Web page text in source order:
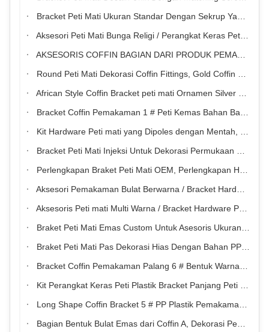
Bracket Peti Mati Ukuran Standar Dengan Sekrup Yang Cocok Digunakan Dewasa Tahan Lama
Aksesori Peti Mati Bunga Religi / Perangkat Keras Peti Bulat
AKSESORIS COFFIN BAGIAN DARI PRODUK PEMAKAMAN COFFIN PERANGKAT KERAS COFFIN FITTING COFFIN BRACKET CASKET
Round Peti Mati Dekorasi Coffin Fittings, Gold Coffin Bracket Casket Grosir Hardware
African Style Coffin Bracket peti mati Ornamen Silver 1 # ABS / PP Bahan Plastik
Bracket Coffin Pemakaman 1 # Peti Kemas Bahan Bahan Recycle Style Afrika
Kit Hardware Peti mati yang Dipoles dengan Mentah, Bantal Coffin Pemakaman Pemasok
Bracket Peti Mati Injeksi Untuk Dekorasi Permukaan Peti Mati
Perlengkapan Braket Peti Mati OEM, Perlengkapan Hardware Peti Bentuk Panjang
Aksesori Pemakaman Bulat Berwarna / Bracket Hardware Durable Bracket 4 #
Aksesoris Peti mati Multi Warna / Bracket Hardware Peti Mati Plastik
Braket Peti Mati Emas Custom Untuk Asesoris Ukuran Standar
Braket Peti Mati Pas Dekorasi Hias Dengan Bahan PP Daur Ulang
Bracket Coffin Pemakaman Palang 6 # Bentuk Warna Emas PP Bahan Plastik Daur Ulang
Kit Perangkat Keras Peti Plastik Bracket Panjang Peti Mati Warna Emas
Long Shape Coffin Bracket 5 # PP Plastik Pemakaman Untuk Sekrup Screw Fastening
Bagian Bentuk Bulat Emas dari Coffin A, Dekorasi Pemakaman Peti mati Aksesoris Bracket